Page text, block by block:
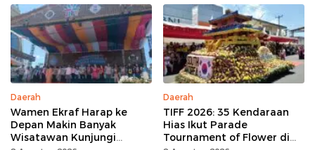
Daerah
Wamen Ekraf Harap ke
Depan Makin Banyak
Wisatawan Kunjungi
Daerah
TIFF 2026: 35 Kendaraan
Hias Ikut Parade
Tournament of Flower di